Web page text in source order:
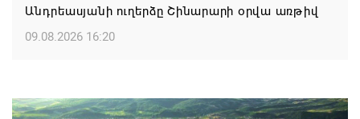
Անդրեասյանի ուղերձը Շինարարի օրվա առթիվ
09.08.2026 16:20
Փարամազյանի ուղերձը` Շինարարի